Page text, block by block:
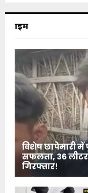
क्राइम
विशेष छापेमारी
सफलता, 36
गिरफ्तार!